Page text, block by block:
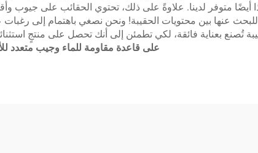
أيضًا متوفر لدينا. علاوةً على ذلك، تحتوي الحقائب على جيوب
عنها بين محتويات الحقيبة! ونحن نصغي باهتمام إلى
تُصنع بعناية فائقة، لكي تطمئن إلى أنك تحصل على منتجٍ
على قاعدة مقاومة للماء وجيب متعدد